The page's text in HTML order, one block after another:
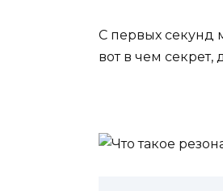
С первых секунд
вот в чем секрет,